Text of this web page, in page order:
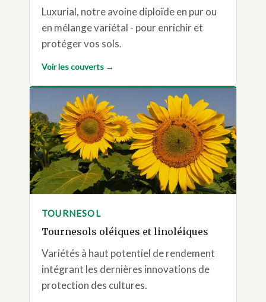
Luxurial, notre avoine diploïde en pur ou
en mélange variétal - pour enrichir et
protéger vos sols.
Voir les couverts →
TOURNESOL
Tournesols oléiques et linoléiques
Variétés à haut potentiel de rendement
intégrant les dernières innovations de
protection des cultures.